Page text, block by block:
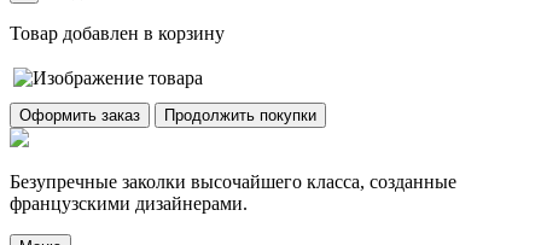
Товар добавлен в корзину
Оформить заказ Продолжить покупки
Безупречные заколки высочайшего класса, созданные
французскими дизайнерами.